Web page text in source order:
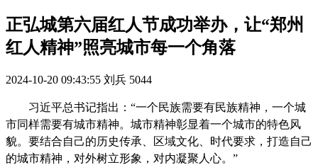
正弘城第六届红人节成功举办，让“郑州
红人精神”照亮城市每一个角落
2024-10-20 09:43:55 刘兵 5044
习近平总书记指出：“一个民族需要有民族精神，一个城
市同样需要有城市精神。城市精神彰显着一个城市的特色风
貌。要结合自己的历史传承、区域文化、时代要求，打造自己
的城市精神，对外树立形象，对内凝聚人心。”